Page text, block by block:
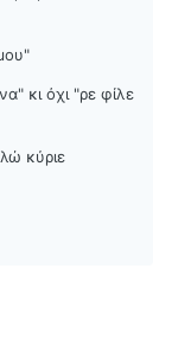
κι όχι "ρε φίλε
κύριε